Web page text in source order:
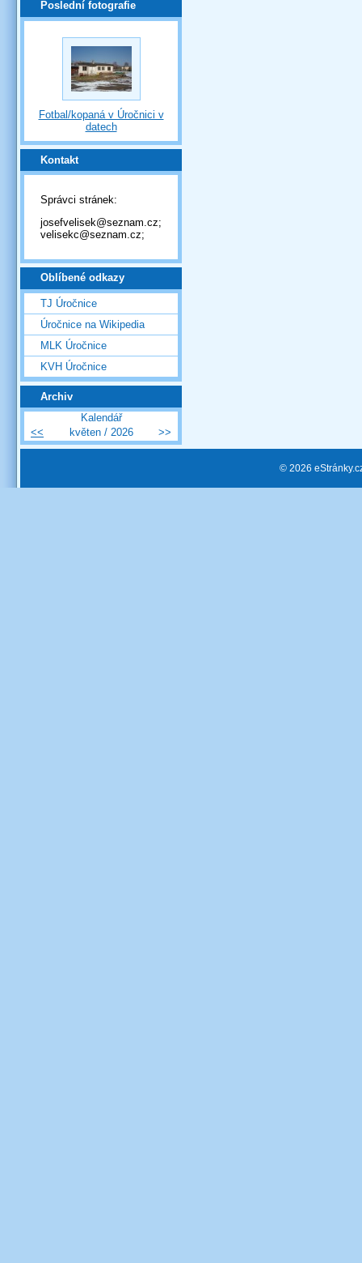
Poslední fotografie
Fotbal/kopaná v Úročnici v
datech
Kontakt
Správci stránek:
josefvelisek@seznam.cz;
velisekc@seznam.cz;
Oblíbené odkazy
TJ Úročnice
Úročnice na Wikipedia
MLK Úročnice
KVH Úročnice
Archiv
Kalendář
<<
květen / 2026 >>
© 2026